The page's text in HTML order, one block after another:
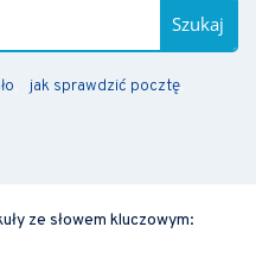
Szukaj
jak sprawdzić pocztę
ze słowem kluczowym: